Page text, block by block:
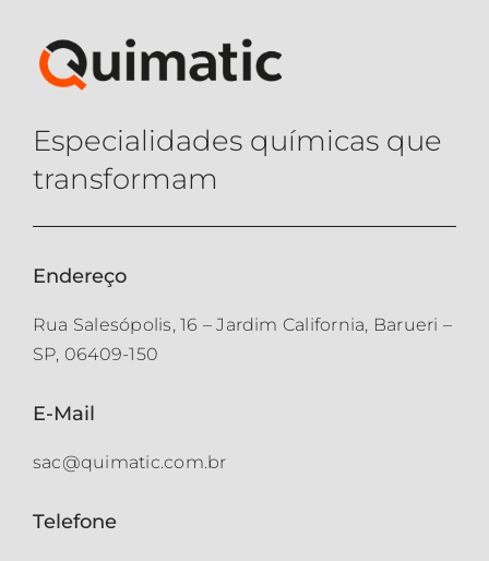
Especialidades químicas que
transformam
Endereço
Rua Salesópolis, 16 – Jardim California, Barueri –
SP, 06409-150
E-Mail
sac@quimatic.com.br
Telefone